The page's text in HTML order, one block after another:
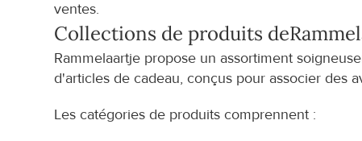
ventes.
Collections de produits de
Rammelaartje propose un assortiment
d'articles de cadeau, conçus pour associer des
Les catégories de produits comprennent :